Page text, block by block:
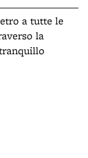
a tutte le
la